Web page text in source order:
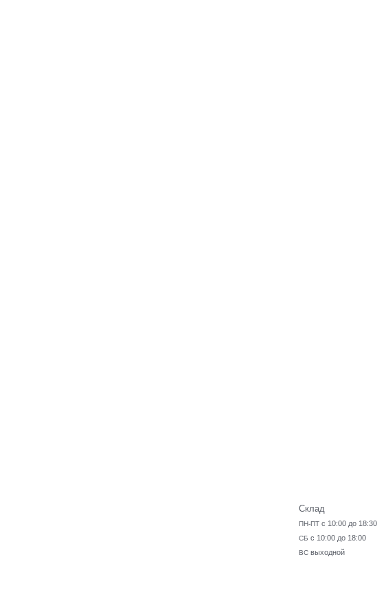
Склад
ПН-ПТ с 10:00 до 18:30
СБ с 10:00 до 18:00
ВС выходной